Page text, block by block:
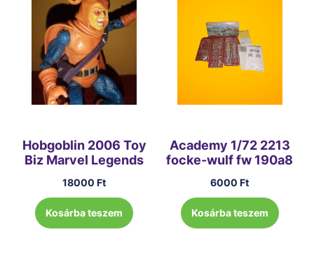
Hobgoblin 2006 Toy
Biz Marvel Legends
18000Ft
Kosárba teszem
Academy 1/72 2213
focke-wulf fw 190a8
6000Ft
Kosárba teszem